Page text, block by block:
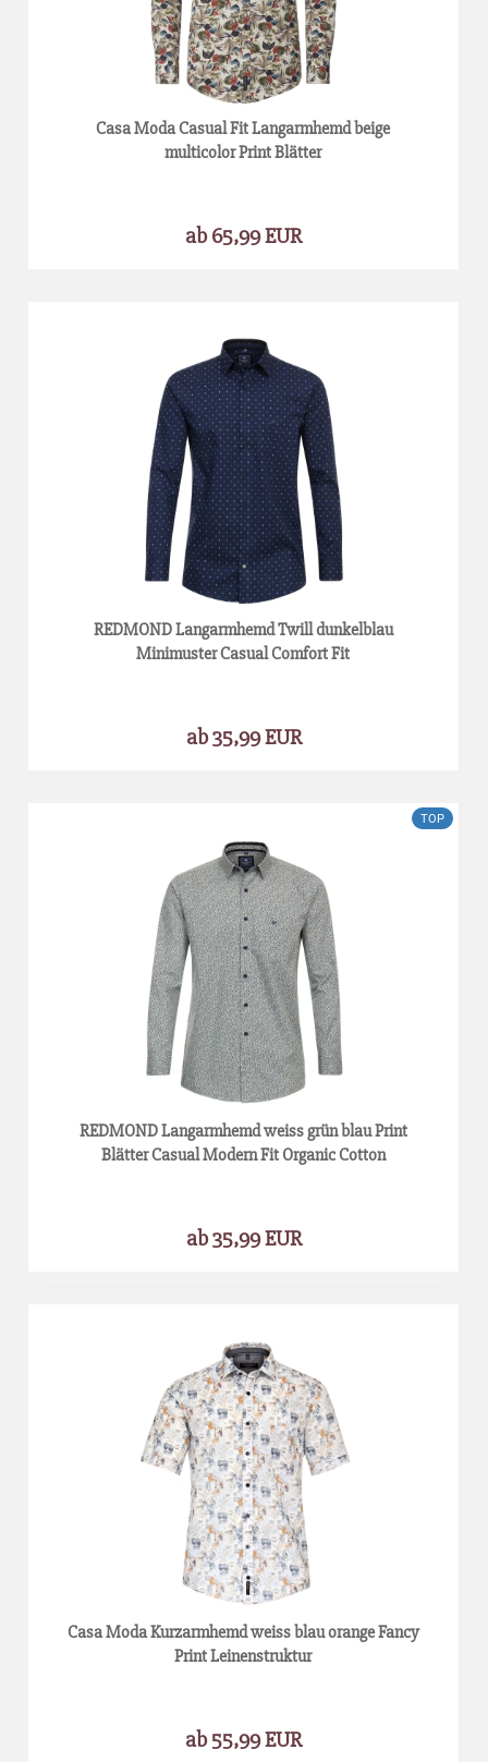
Casa Moda Casual Fit Langarmhemd beige
multicolor Print Blätter
ab 65,99 EUR
REDMOND Langarmhemd Twill dunkelblau
Minimuster Casual Comfort Fit
ab 35,99 EUR
TOP
REDMOND Langarmhemd weiss grün blau Print
Blätter Casual Modern Fit Organic Cotton
ab 35,99 EUR
Casa Moda Kurzarmhemd weiss blau orange Fancy
Print Leinenstruktur
ab 55,99 EUR